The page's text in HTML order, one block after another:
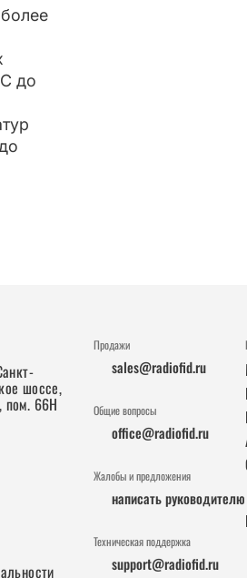
до
шоссе,
пом. 66Н
Продажи
sales@radiofid.ru
Общие вопросы
office@radiofid.ru
Жалобы и предложения
написать руководителю
Техническая поддержка
support@radiofid.ru